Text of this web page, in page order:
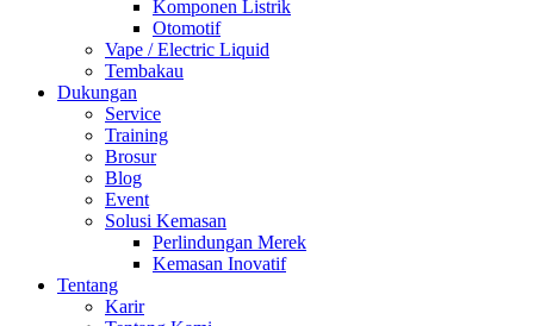
Komponen Listrik
Otomotif
Vape / Electric Liquid
Tembakau
Dukungan
Service
Training
Brosur
Blog
Event
Solusi Kemasan
Perlindungan Merek
Kemasan Inovatif
Tentang
Karir